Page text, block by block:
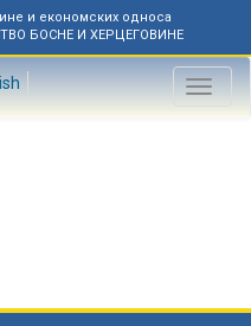
и економских односа
БОСНЕ И ХЕРЦЕГОВИНЕ
Toggle